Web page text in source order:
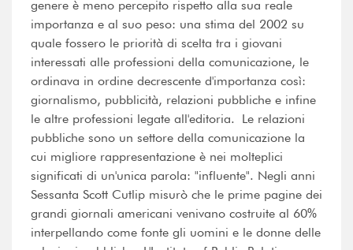
genere è meno percepito rispetto alla sua reale
importanza e al suo peso: una stima del 2002 su
quale fossero le priorità di scelta tra i giovani
interessati alle professioni della comunicazione, le
ordinava in ordine decrescente d'importanza così:
giornalismo, pubblicità, relazioni pubbliche e infine
le altre professioni legate all'editoria. Le relazioni
pubbliche sono un settore della comunicazione la
cui migliore rappresentazione è nei molteplici
significati di un'unica parola: "influente". Negli anni
Sessanta Scott Cutlip misurò che le prime pagine dei
grandi giornali americani venivano costruite al 60%
interpellando come fonte gli uomini e le donne delle